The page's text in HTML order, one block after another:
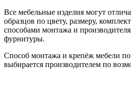
Все мебельные изделия могут
образцов по цвету, размеру,
способами монтажа и
фурнитуры.
Способ монтажа и крепёж мебели
выбирается производителем по